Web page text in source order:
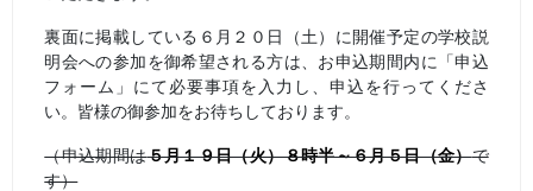
裏面に掲載している６月２０日（土）に開催予定の学校説
明会への参加を御希望される方は、お申込期間内に「申込
フォーム」にて必要事項を入力し、申込を行ってくださ
い。皆様の御参加をお待ちしております。
（申込期間は５月１９日（火）８時半～６月５日（金）で
す）